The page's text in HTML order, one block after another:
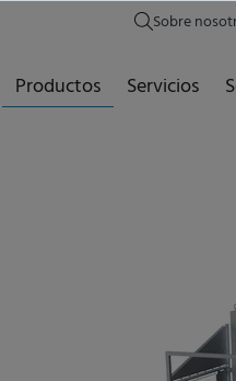
Sobre
Productos Servicios